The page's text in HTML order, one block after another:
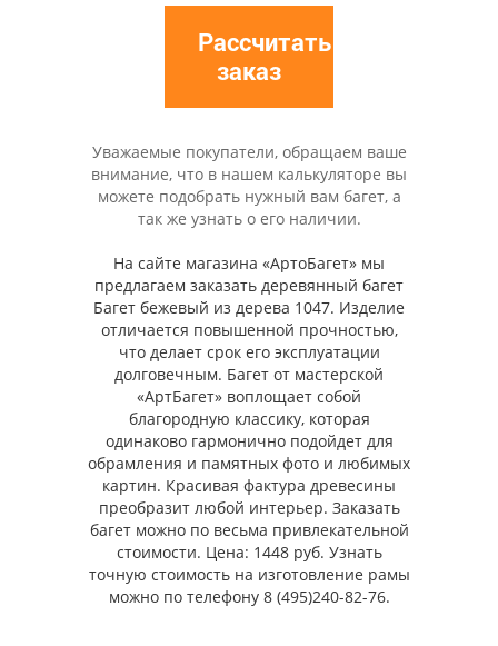
Рассчитать
заказ
Уважаемые покупатели, обращаем ваше
внимание, что в нашем калькуляторе вы
можете подобрать нужный вам багет, а
так же узнать о его наличии.
На сайте магазина «АртоБагет» мы
предлагаем заказать деревянный багет
Багет бежевый из дерева 1047. Изделие
отличается повышенной прочностью,
что делает срок его эксплуатации
долговечным. Багет от мастерской
«АртБагет» воплощает собой
благородную классику, которая
одинаково гармонично подойдет для
обрамления и памятных фото и любимых
картин. Красивая фактура древесины
преобразит любой интерьер. Заказать
багет можно по весьма привлекательной
стоимости. Цена: 1448 руб. Узнать
точную стоимость на изготовление рамы
можно по телефону 8 (495)240-82-76.